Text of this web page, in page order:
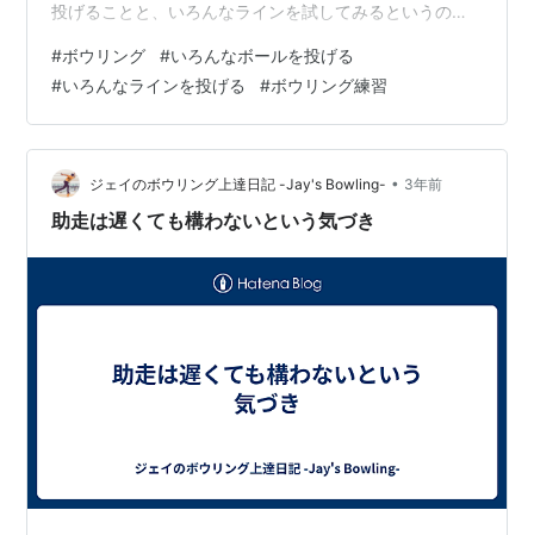
投げることと、いろんなラインを試してみるというのを
は、自分にあったボールのスペックは、どこなのかを探
索するという意味がある。ボールメーカの違いによって
も特性が違うし、表面素材、コアの形など種類の違いに
よって、自分にあった特性のボールが見つかると、スコ
アが一気にアップする可能性があると思う。 自分にあっ
たボールがどのメーカでどういうスペックなのかは…
#ボウリング #いろんなボールを投げる
#いろんなラインを投げる #ボウリング練習
ジェイのボウリング上達日記 -Jay's Bowling- • 3年前
助走は遅くても構わないという気づき